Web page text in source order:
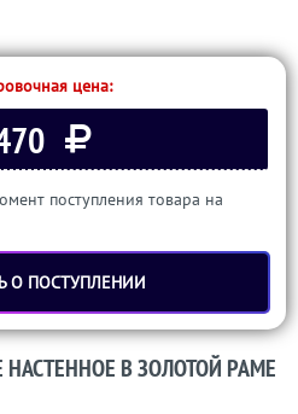
цена:
поступления товара на
О ПОСТУПЛЕНИИ
В ЗОЛОТОЙ РАМЕ